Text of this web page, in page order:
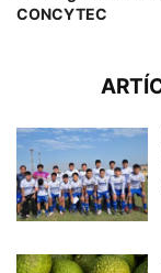
CONCYTEC